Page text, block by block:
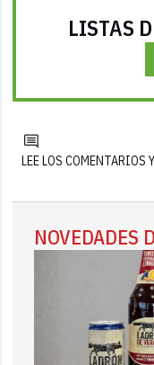
LISTAS
LEE LOS
NOVEDADES